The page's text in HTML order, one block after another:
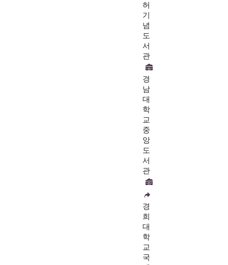
허
기
념
도
서
관
경
남
대
학
교
중
앙
도
서
관
경
희
대
학
교
국